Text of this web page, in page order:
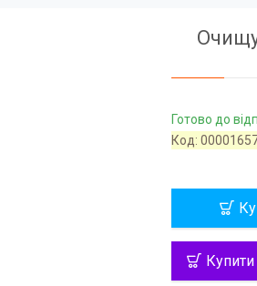
Готово до
Код:
Купити